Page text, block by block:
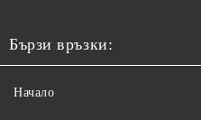
Бързи връзки:
Начало